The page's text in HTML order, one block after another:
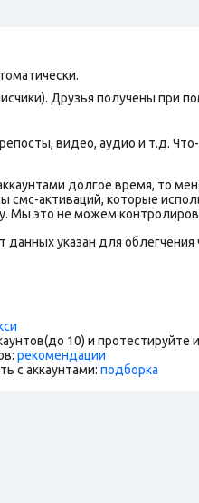
Друзья получены при
видео, аудио и т.д.
долгое время, то
смс-активаций, которые
Мы это не можем
данных указан для облегчения
10) и протестируйте
рекомендации
с аккаунтами: подборка